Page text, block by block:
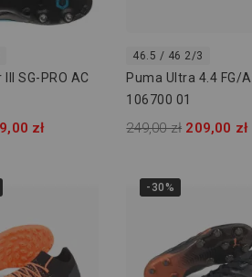
SG-PRO AC
zł
46.5 / 46 2/3
Puma Ultra 4.4 FG/
106700 01
249,00 zł 209,00 zł
-30%